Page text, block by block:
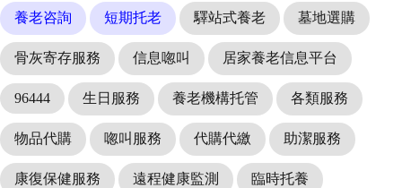
養老咨詢 短期托老 驛站式養老 墓地選購
骨灰寄存服務 信息唿叫 居家養老信息平台
96444 生日服務 養老機構托管 各類服務
物品代購 唿叫服務 代購代繳 助潔服務
康復保健服務 遠程健康監測 臨時托養